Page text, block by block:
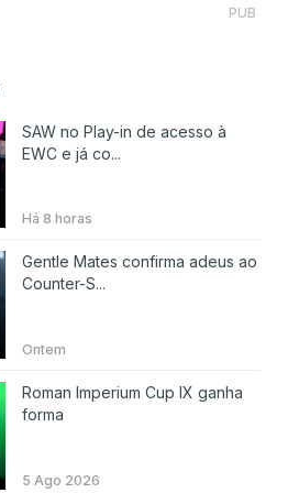
PUB
SAW no Play-in de acesso à
EWC e já co...
Há 8 horas
Gentle Mates confirma adeus ao
Counter-S...
Ontem
Roman Imperium Cup IX ganha
forma
5 Ago 2026